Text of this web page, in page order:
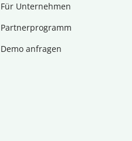
Für Unternehmen
Partnerprogramm
Demo anfragen